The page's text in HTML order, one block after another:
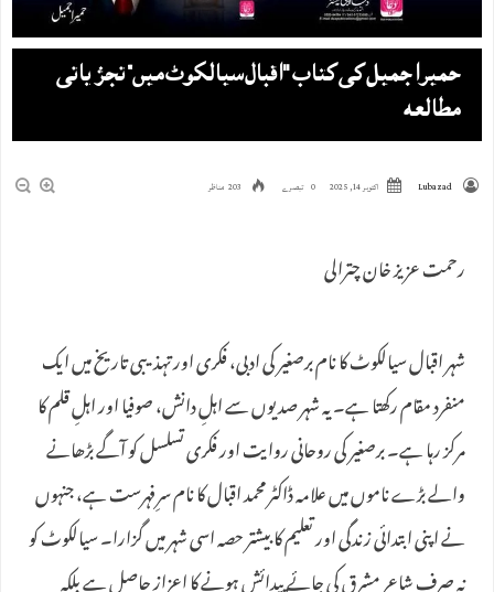
حمیرا جمیل کی کتاب "اقبال سیالکوٹ میں” تجزیاتی
مطالعہ
Lubazad اکتوبر 14, 2025 0 تبصرے 203 مناظر
رحمت عزیز خان چترالی
شہر اقبال سیالکوٹ کا نام برصغیر کی ادبی، فکری اور تہذیبی تاریخ میں ایک
منفرد مقام رکھتا ہے۔ یہ شہر صدیوں سے اہلِ دانش، صوفیا اور اہلِ قلم کا
مرکز رہا ہے۔ برصغیر کی روحانی روایت اور فکری تسلسل کو آگے بڑھانے
والے بڑے ناموں میں علامہ ڈاکٹر محمد اقبال کا نام سرِفہرست ہے، جنہوں
نے اپنی ابتدائی زندگی اور تعلیم کا بیشتر حصہ اسی شہر میں گزارا۔ سیالکوٹ کو